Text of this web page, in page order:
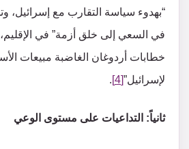
“بهدوء سياسة التقارب مع إسرائيل،
في السعي إلى خلق أزمة” في الإقليم،
خطابات أردوغان الغاضبة مبيعات
لإسرائيل”[4]
.
ثانياً: التداعيات على مستوى الوعي